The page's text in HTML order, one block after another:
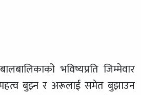
भविष्यप्रति जिम्मेवार
बुझ्न र अरूलाई समेत बुझाउन